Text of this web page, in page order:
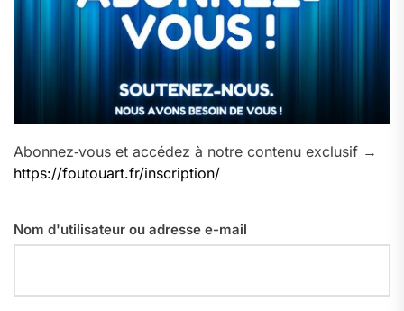
Abonnez‑vous et accédez à notre contenu exclusif →
https://foutouart.fr/inscription/
Nom d'utilisateur ou adresse e-mail